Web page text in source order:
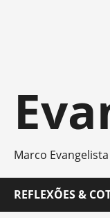
content
Marco
REFLEXÕES &